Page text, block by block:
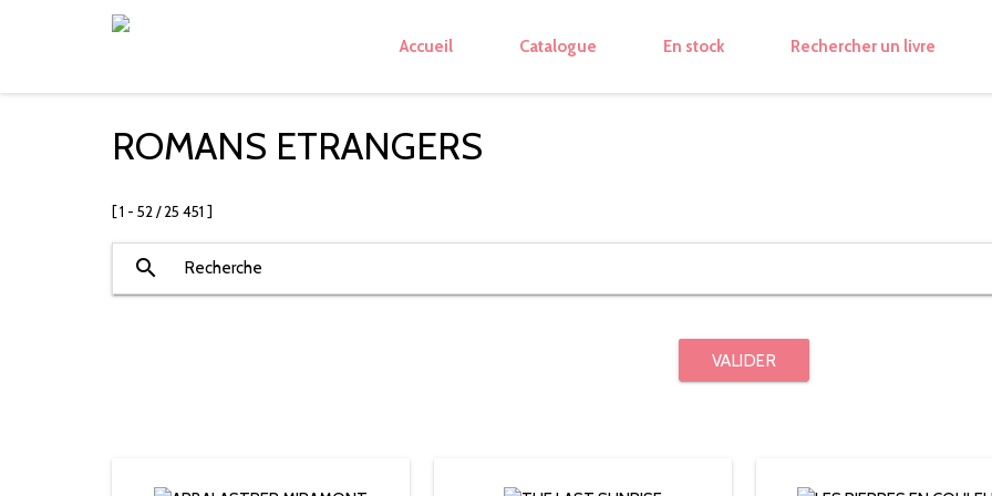
Accueil Catalogue En stock Rechercher un livre
ROMANS ETRANGERS
[ 1 - 52 / 25 451 ]
search Recherche
VALIDER